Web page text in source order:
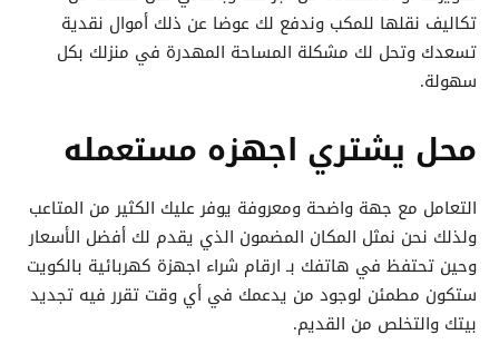
تكاليف نقلها للمكب وندفع لك عوضا عن ذلك أموال نقدية
تسعدك وتحل لك مشكلة المساحة المهدرة في منزلك بكل
سهولة.
محل يشتري اجهزه مستعمله
التعامل مع جهة واضحة ومعروفة يوفر عليك الكثير من المتاعب
ولذلك نحن نمثل المكان المضمون الذي يقدم لك أفضل الأسعار
وحين تحتفظ في هاتفك بـ ارقام شراء اجهزة كهربائية بالكويت
ستكون مطمئن لوجود من يدعمك في أي وقت تقرر فيه تجديد
بيتك والتخلص من القديم.